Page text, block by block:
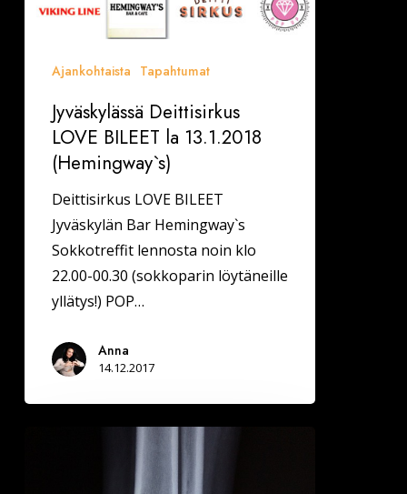
Ajankohtaista Tapahtumat
Jyväskylässä Deittisirkus
LOVE BILEET la 13.1.2018
(Hemingway`s)
Deittisirkus LOVE BILEET
Jyväskylän Bar Hemingway`s
Sokkotreffit lennosta noin klo
22.00-00.30 (sokkoparin löytäneille
yllätys!) POP…
Anna
14.12.2017